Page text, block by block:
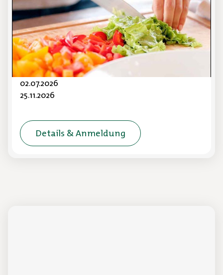
Workshop in Rheine
In diesem Workshop dreht sich alles um
einfache Ideen zur Ergänzung der apetito Kita-
und Schulverpflegung
02.07.2026
25.11.2026
Details & Anmeldung